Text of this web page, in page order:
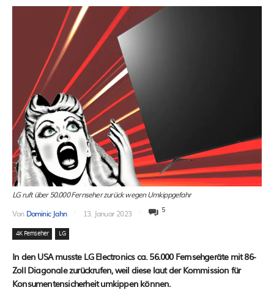
LG ruft über 50.000 Fernseher zurück wegen Umkippgefahr
Von Dominic Jahn 13. Januar 2023 5
4K Fernseher LG
In den USA musste LG Electronics ca. 56.000 Fernsehgeräte mit 86-
Zoll Diagonale zurückrufen, weil diese laut der Kommission für
Konsumentensicherheit umkippen können.